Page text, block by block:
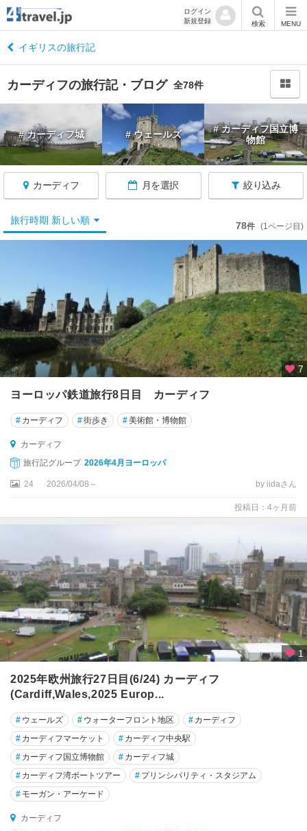
ログイン
新規登録
検索 MENU
イギリスの旅行記
カーディフの旅行記・ブログ 全78件
# カーディフ城 # ウェールズ
# カーディフ国立博
物館
カーディフ 月を選択 絞り込み
ギ
リ
ス
戻
エ
ジ
ン
ラ
★
オ
ッ
ク
ス
フ
ォ
ラ
ス
ゴ
ー
★
ケ
ブ
リ
ッ
ジ
★
湖
水
地
方
旅行時期 新しい順 78件 (1ページ目)
7
ヨーロッパ鉄道旅行8日目 カーディフ
# カーディフ #街歩き #美術館・博物館
カーディフ
旅行記グループ 2026年4月ヨーロッパ
24 2026/04/08～ by iidaさん
投稿日：4ヶ月前
1
2025年欧州旅行27日目(6/24) カーディフ
(Cardiff,Wales,2025 Europ...
# ウェールズ # ウォーターフロント地区 # カーディフ
# カーディフマーケット # カーディフ中央駅
# カーディフ国立博物館 # カーディフ城
# カーディフ湾ボートツアー # プリンシパリティ・スタジアム
# モーガン・アーケード
カーディフ